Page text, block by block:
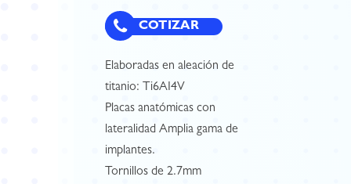
COTIZAR
Elaboradas en aleación de
titanio: Ti6AI4V
Placas anatómicas con
lateralidad Amplia gama de
implantes.
Tornillos de 2.7mm